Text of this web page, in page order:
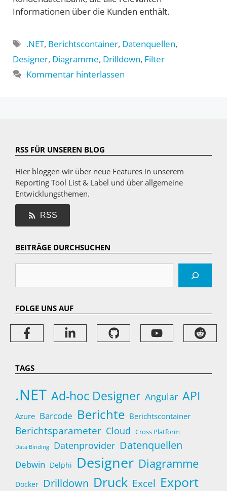
Informationen über die Kunden enthält.
Schlagwörter
.NET, Berichtscontainer, Datenquellen,
Designer, Diagramme, Drilldown, Filter
Kommentar hinterlassen
RSS FÜR UNSEREN BLOG
Hier bloggen wir über neue Features in unserem
Reporting Tool List & Label und über allgemeine
Entwicklungsthemen.
RSS
BEITRÄGE DURCHSUCHEN
FOLGE UNS AUF
TAGS
.NET Ad-hoc Designer Angular API
Azure Barcode Berichte Berichtscontainer
Berichtsparameter Cloud Cross Platform
Data Binding Datenprovider Datenquellen
Debwin Delphi Designer Diagramme
Docker Drilldown Druck Excel Export